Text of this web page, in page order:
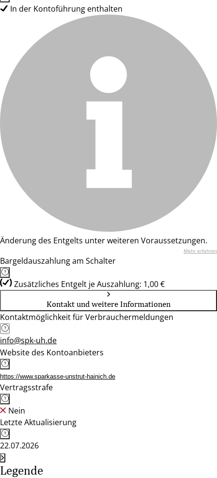
In der Kontoführung enthalten
Änderung des Entgelts unter weiteren Voraussetzungen.
Mehr erfahren
Bargeldauszahlung am Schalter
Zusätzliches Entgelt je Auszahlung: 1,00 €
Kontakt und weitere Informationen
Kontaktmöglichkeit für Verbrauchermeldungen
info@spk-uh.de
Website des Kontoanbieters
https://www.sparkasse-unstrut-hainich.de
Vertragsstrafe
Nein
Letzte Aktualisierung
22.07.2026
Legende